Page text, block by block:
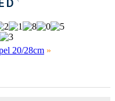
20/28cm »